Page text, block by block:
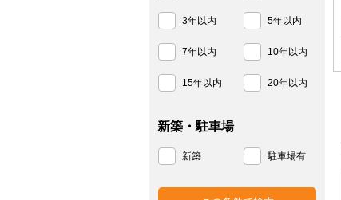
3年以内 5年以内
7年以内 10年以内
15年以内 20年以内
新築・駐車場
新築 駐車場有